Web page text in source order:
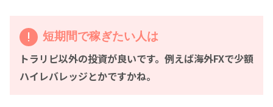
短期間で稼ぎたい人は
トラリピ以外の投資が良いです。例えば海外FXで少額
ハイレバレッジとかですかね。